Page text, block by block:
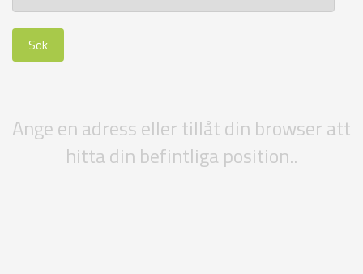
Ange en adress eller tillåt din browser att
hitta din befintliga position..